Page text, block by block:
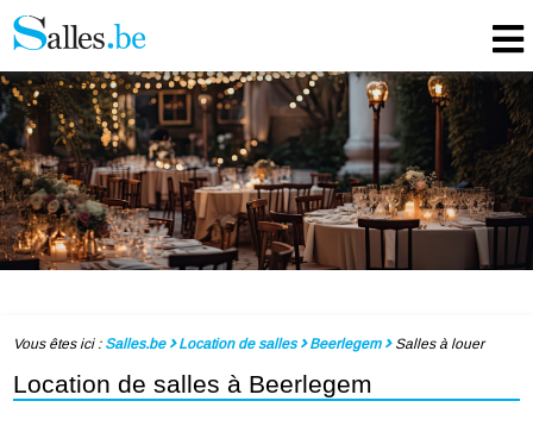
Vous êtes ici : Salles.be Location de salles Beerlegem Salles à louer
Location de salles à Beerlegem